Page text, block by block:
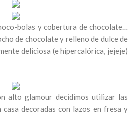
bolas y cobertura de chocolate…
de chocolate y relleno de dulce de
deliciosa (e hipercalórica, jejeje)
alto glamour decidimos utilizar las
casa decoradas con lazos en fresa y